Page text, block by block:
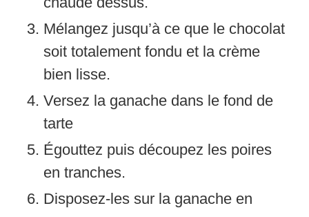
Mélangez jusqu’à ce que le chocolat
soit totalement fondu et la crème
bien lisse.
Versez la ganache dans le fond de
tarte
Égouttez puis découpez les poires
en tranches.
Disposez-les sur la ganache en